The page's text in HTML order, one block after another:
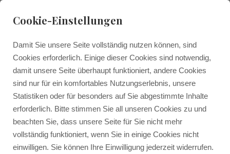
Impressum
Verantwortlich:
Dirk Schadow
Kontakt:
Tzerklaesstraße 5, 50354 Hürth
t.:02233 6 19 29 63-0
Cookie-Einstellungen
Damit Sie unsere Seite vollständig nutzen können, sind
Cookies erforderlich. Einige dieser Cookies sind notwendig,
damit unsere Seite überhaupt funktioniert, andere Cookies
sind nur für ein komfortables Nutzungserlebnis, unsere
Statistiken oder für besonders auf Sie abgestimmte Inhalte
erforderlich. Bitte stimmen Sie all unseren Cookies zu und
beachten Sie, dass unsere Seite für Sie nicht mehr
vollständig funktioniert, wenn Sie in einige Cookies nicht
einwilligen. Sie können Ihre Einwilligung jederzeit widerrufen.